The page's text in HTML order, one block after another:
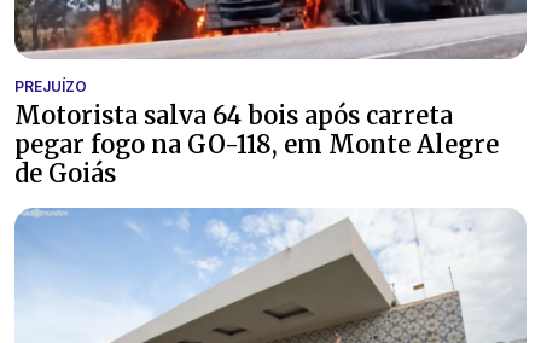
PREJUÍZO
Motorista salva 64 bois após carreta
pegar fogo na GO-118, em Monte Alegre
de Goiás